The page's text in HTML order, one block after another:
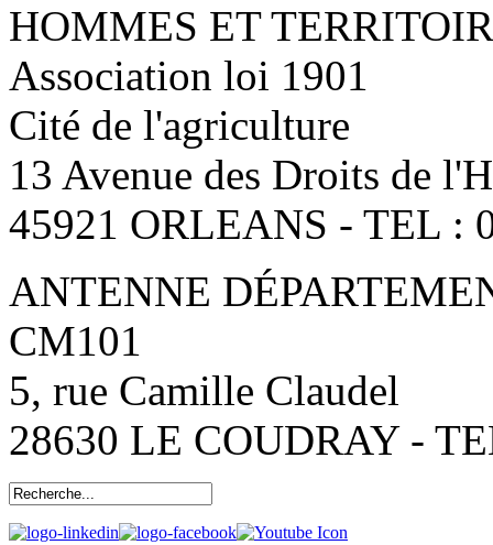
HOMMES ET
Association loi 1901
Cité de l'agriculture
13 Avenue des Droits de
45921 ORLEANS - TEL :
ANTENNE
CM101
5, rue Camille Claudel
28630 LE COUDRAY -